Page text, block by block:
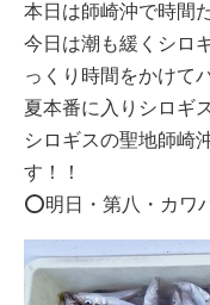
本日は師崎沖で時間
今日は潮も緩くシロ
っくり時間をかけて
夏本番に入りシロギ
シロギスの聖地師崎
す！！
⭕️明日・第八・カワ